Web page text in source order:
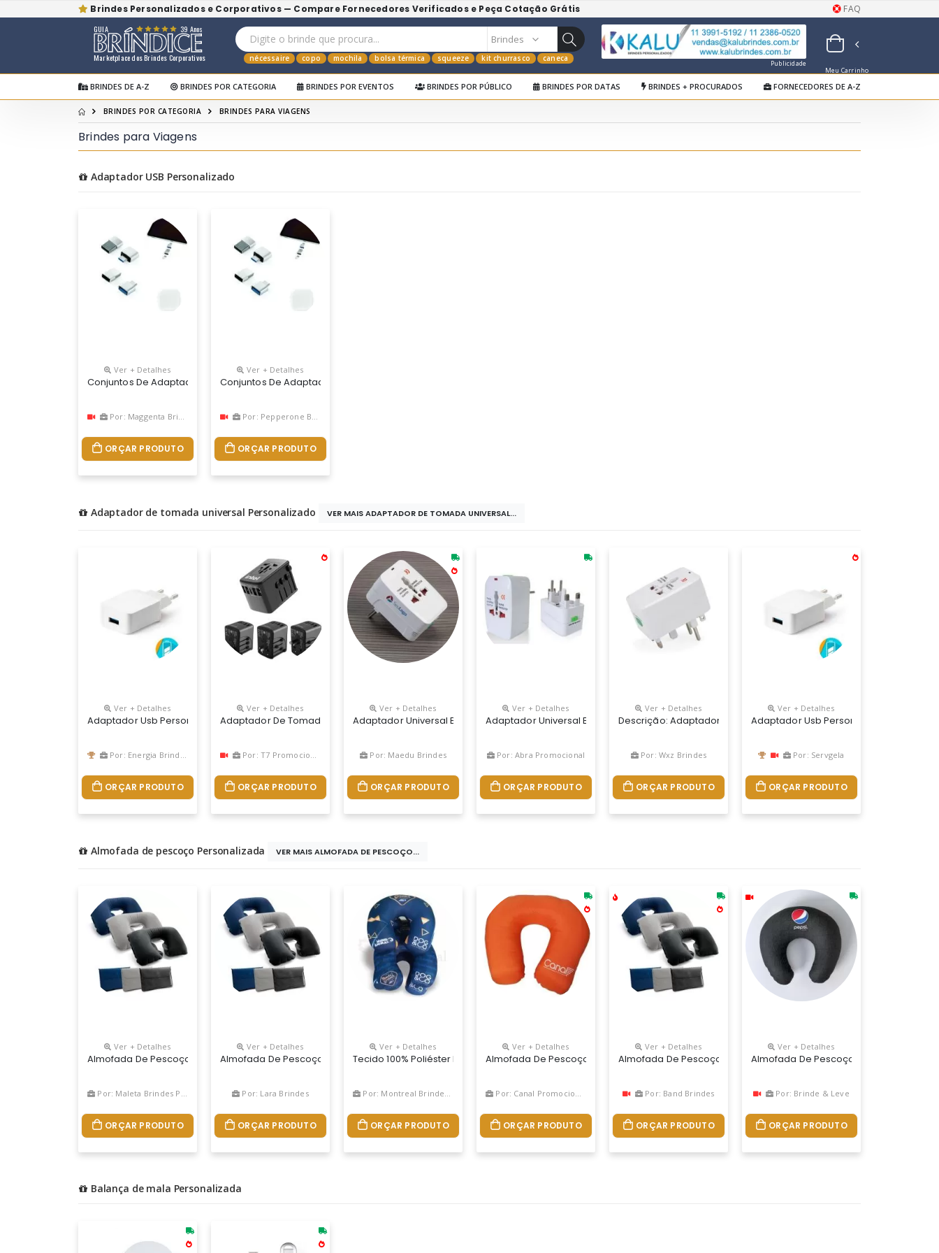
Brindes Personalizados e Corporativos — Compare Fornecedores Verificados e Peça Cotação Grátis FAQ
Marketplace dos Brindes Corporativos
GUIA 39 Anos
nécessaire copo mochila bolsa térmica squeeze kit churrasco caneca
Publicidade
Meu Carrinho
de Orçamentos
BRINDES DE A-Z BRINDES POR CATEGORIA BRINDES POR EVENTOS BRINDES POR PÚBLICO BRINDES POR DATAS BRINDES + PROCURADOS FORNECEDORES DE A-Z
BRINDES POR CATEGORIA BRINDES PARA VIAGENS
Brindes para Viagens
Adaptador USB Personalizado
Ver + Detalhes
Conjuntos De Adaptadores
Por: Maggenta Brindes
ORÇAR PRODUTO
Ver + Detalhes
Conjuntos De Adaptadores
Por: Pepperone Brindes
ORÇAR PRODUTO
Adaptador de tomada universal Personalizado VER MAIS ADAPTADOR DE TOMADA UNIVERSAL...
Ver + Detalhes
Adaptador Usb Personalizado Com Carregamento Rapido
Por: Energia Brindes
ORÇAR PRODUTO
Ver + Detalhes
Adaptador De Tomada Universal, Portas: 4 Usb-A, 1 Usb-C, Homologado Anatel, Testado E Aprovado Por LaboratÓrios Credenciados, Sistema De
Por: T7 Promocional
ORÇAR PRODUTO
Ver + Detalhes
Adaptador Universal Branco Em Plástico Resistente.possui Plug Europe: Para Uso Basta Puxar A Tomada Cental, Para
Por: Maedu Brindes
ORÇAR PRODUTO
Ver + Detalhes
Adaptador Universal Branco Em Plástico Resistente.possui Plug Europe: Para Uso Basta Puxar A
Por: Abra Promocional
ORÇAR PRODUTO
Ver + Detalhes
Descrição: Adaptador Universal Branco Em Plástico
Por: Wxz Brindes
ORÇAR PRODUTO
Ver + Detalhes
Adaptador Usb Personalizado Com
Por: Servgela
ORÇAR PRODUTO
Almofada de pescoço Personalizada VER MAIS ALMOFADA DE PESCOÇO...
Ver + Detalhes
Almofada De Pescoço Inflável Em Pvc Aveludado. Fornecida Em Bolsa. Vazio: 425 X 275 Mm | Bolsa: 175 X 115 Mm
Por: Maleta Brindes Promocionais
ORÇAR PRODUTO
Ver + Detalhes
Almofada De Pescoço Inflável Em Pvc Aveludado. Fornecida Em Bolsa. Vazio: 425 X 275 Mm | Bolsa: 175 X 115 Mm
Por: Lara Brindes
ORÇAR PRODUTO
Ver + Detalhes
Tecido 100% Poliéster Impressão Em Sublimação Enchimento De Fibra Siliconada Acabamento Com Zíper Invisível E Botão
Por: Montreal Brindes Corporativos
ORÇAR PRODUTO
Ver + Detalhes
Almofada De Pescoço, Produzida Em Microfibra Com Enchimento Em Fibra Siliconada.
Por: Canal Promocional
ORÇAR PRODUTO
Ver + Detalhes
Almofada De Pescoço Inflável Em Pvc Aveludado. Fornecida Em Bolsa.
Por: Band Brindes
ORÇAR PRODUTO
Ver + Detalhes
Almofada De Pescoço Personalizada,
Por: Brinde & Leve
ORÇAR PRODUTO
Balança de mala Personalizada